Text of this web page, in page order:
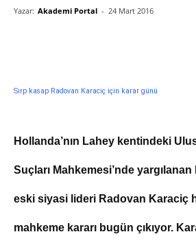
Yazar: Akademi Portal - 24 Mart 2016
Sırp kasap Radovan Karaciç için karar günü
Hollanda’nın Lahey kentindeki
Suçları Mahkemesi’nde yargılanan
eski siyasi lideri Radovan Karaciç
mahkeme kararı bugün çıkıyor.